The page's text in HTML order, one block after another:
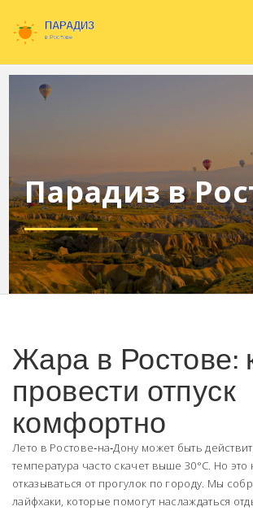
Парадиз в
Жара в Ростове:
провести отпуск
комфортно
Лето в Ростове‑на‑Дону может быть
температура часто скачет выше 30°C. Но
отказываться от прогулок по городу. Мы
лайфхаки, которые помогут наслаждаться